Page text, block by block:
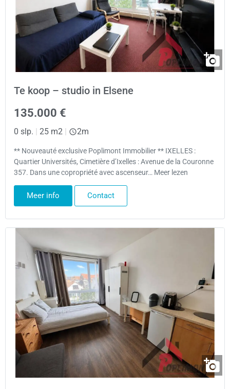
Te koop – studio in Elsene
135.000 €
0 slp. 25 m2 2m
** Nouveauté exclusive Poplimont Immobilier ** IXELLES :
Quartier Universités, Cimetière d’Ixelles : Avenue de la Couronne
357. Dans une copropriété avec ascenseur… Meer lezen
Meer info Contact